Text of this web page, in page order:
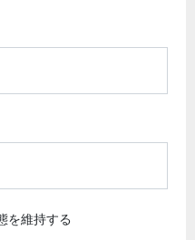
を維持する